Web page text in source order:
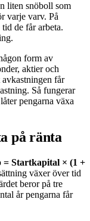
liten snöboll som
varje varv. På
de får arbeta.
form av
aktier och
får
Så fungerar
pengarna växa
på ränta
= Startkapital × (1 +
växer över tid
beror på tre
år pengarna får